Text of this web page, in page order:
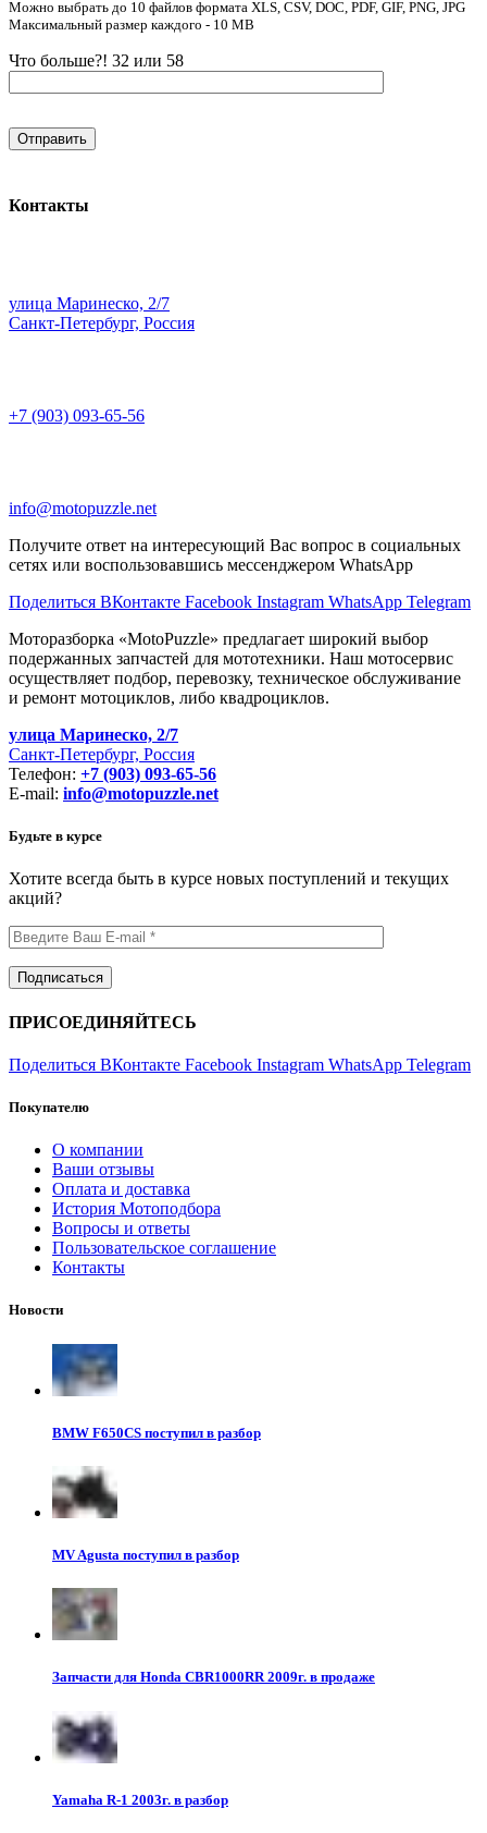
Можно выбрать до 10 файлов формата XLS, CSV, DOC, PDF, GIF, PNG, JPG
Максимальный размер каждого - 10 MB
Что больше?! 32 или 58
Контакты
улица Маринеско, 2/7
Санкт-Петербург, Россия
+7 (903) 093-65-56
info@motopuzzle.net
Получите ответ на интересующий Вас вопрос в социальных
сетях или воспользовавшись мессенджером WhatsApp
Поделиться ВКонтакте Facebook Instagram WhatsApp Telegram
Моторазборка «MotoPuzzle» предлагает широкий выбор
подержанных запчастей для мототехники. Наш мотосервис
осуществляет подбор, перевозку, техническое обслуживание
и ремонт мотоциклов, либо квадроциклов.
улица Маринеско, 2/7
Санкт-Петербург, Россия
Телефон: +7 (903) 093-65-56
E-mail: info@motopuzzle.net
Будьте в курсе
Хотите всегда быть в курсе новых поступлений и текущих
акций?
ПРИСОЕДИНЯЙТЕСЬ
Поделиться ВКонтакте Facebook Instagram WhatsApp Telegram
Покупателю
О компании
Ваши отзывы
Оплата и доставка
История Мотоподбора
Вопросы и ответы
Пользовательское соглашение
Контакты
Новости
BMW F650CS поступил в разбор
MV Agusta поступил в разбор
Запчасти для Honda CBR1000RR 2009г. в продаже
Yamaha R-1 2003г. в разбор